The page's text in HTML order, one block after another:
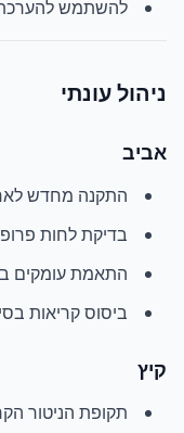
להשתמש
ניהול עונתי
אביב
התקנה מחדש
בדיקת לחות
התאמת עומקים
ביסוס קריאות
קיץ
תקופת הניטור